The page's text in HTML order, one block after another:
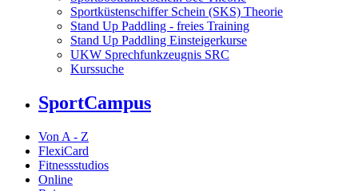
Sportküstenschiffer Schein (SKS) Theorie
Stand Up Paddling - freies Training
Stand Up Paddling Einsteigerkurse
UKW Sprechfunkzeugnis SRC
Kurssuche
SportCampus
Von A - Z
FlexiCard
Fitnessstudios
Online